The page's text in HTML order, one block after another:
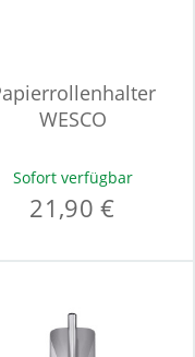
WESCO
Sofort verfügbar
21,90 €